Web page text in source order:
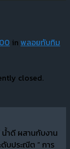
in พลอยทับทิม
closed.
ำดี ผสานกับงาน
บประณีต “ การ